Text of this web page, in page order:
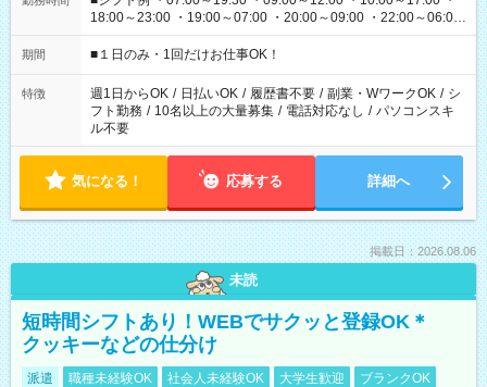
18:00～23:00 ・19:00～07:00 ・20:00～09:00 ・22:00～06:00
etc ★最短で3時間で5,120円のお仕事から 15時間で2万円近く稼
げるお仕事も！ ご希望のお時間に合わせてご紹介！ ※シフトは
ください！
期間 ■１日のみ・1回だけお仕事OK！
特徴 週1日からOK / 日払いOK / 履歴書不要 / 副業・WワークOK / シ
フト勤務 / 10名以上の大量募集 / 電話対応なし / パソコンスキ
ル不要
気になる！ 応募する 詳細へ
掲載日：2026.08.06
未読
短時間シフトあり！WEBでサクッと登録OK＊
クッキーなどの仕分け
派遣 職種未経験OK 社会人未経験OK 大学生歓迎
ブランクOK